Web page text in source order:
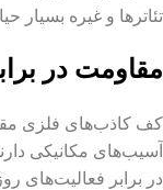
تئاترها و غیره بسیار
مقاومت در
کف کاذب‌های فلزی
آسیب‌های مکانیکی
در برابر فعالیت‌های